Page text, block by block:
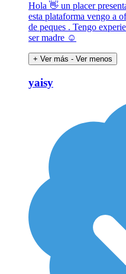
Hola 👋 un placer
esta plataforma vengo a
de peques . Tengo
ser madre ☺️
+ Ver más - Ver menos
yaisy